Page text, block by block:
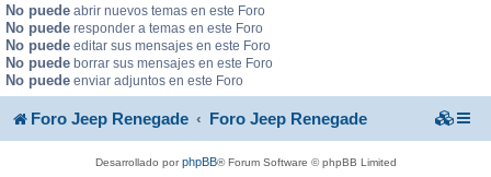
No puede abrir nuevos temas en este Foro
No puede responder a temas en este Foro
No puede editar sus mensajes en este Foro
No puede borrar sus mensajes en este Foro
No puede enviar adjuntos en este Foro
Foro Jeep Renegade Foro Jeep Renegade
Desarrollado porphpBB® Forum Software © phpBB Limited